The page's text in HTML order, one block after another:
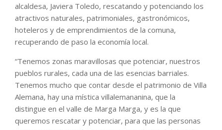
alcaldesa, Javiera Toledo, rescatando y potenciando los
atractivos naturales, patrimoniales, gastronómicos,
hoteleros y de emprendimientos de la comuna,
recuperando de paso la economía local.
“Tenemos zonas maravillosas que potenciar, nuestros
pueblos rurales, cada una de las esencias barriales.
Tenemos mucho que contar desde el patrimonio de Villa
Alemana, hay una mística villalemananina, que la
distingue en el valle de Marga Marga, y es la que
queremos rescatar y potenciar, para que las personas